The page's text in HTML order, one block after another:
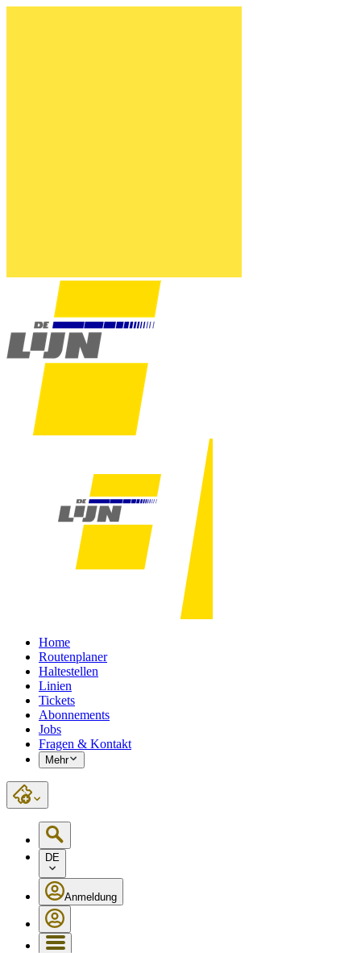
Home
Routenplaner
Haltestellen
Linien
Tickets
Abonnements
Jobs
Fragen & Kontakt
Mehr
DE
Anmeldung